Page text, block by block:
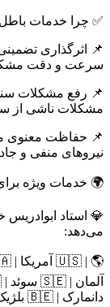
✅ چرا خدمات
📌 اثرگذاری
سرعت و دقت
📌 رفع مشکلات
مشکلات ناشی از
📌 حفاظت معنوی
نیروهای منفی و
🌍 خدمات ویژه
💎 استاد ابوادریس
می‌دهد:
دانمارک | 🇧🇪 بلژیک | 🇫🇮 فنلاند | 🇳🇴 نروژ.